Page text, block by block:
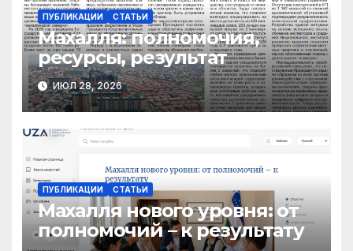
ПУБЛИКАЦИИ СТАТЬИ
Махалля:полномочия,
ресурсы, результат
ИЮЛ 28, 2026
ПУБЛИКАЦИИ СТАТЬИ
Махалля нового уровня: от
полномочий – к результату